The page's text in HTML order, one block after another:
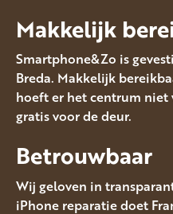
Makkelijk
Smartphone&Zo is
Breda. Makkelijk
hoeft er het centrum niet
gratis voor de deur.
Betrouwbaar
Wij geloven in
iPhone reparatie doet